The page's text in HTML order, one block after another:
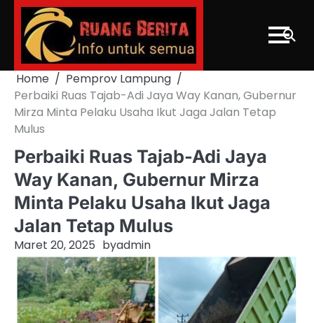
Skip
content
Home
Pemprov Lampung
Perbaiki Ruas Tajab-Adi Jaya Way Kanan, Gubernur
Mirza Minta Pelaku Usaha Ikut Jaga Jalan Tetap
Mulus
Perbaiki Ruas Tajab-Adi Jaya
Way Kanan, Gubernur Mirza
Minta Pelaku Usaha Ikut Jaga
Jalan Tetap Mulus
Maret 20, 2025 byadmin